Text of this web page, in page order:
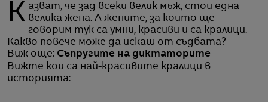
Казват, че зад всеки велик мъж, стои една велика жена. А жените, за които ще
говорим тук са умни, красиви и са кралици.
Какво повече може да искаш от съдбата?
Виж още: Съпругите на диктаторите
Вижте кои са най-красивите кралици в
историята: